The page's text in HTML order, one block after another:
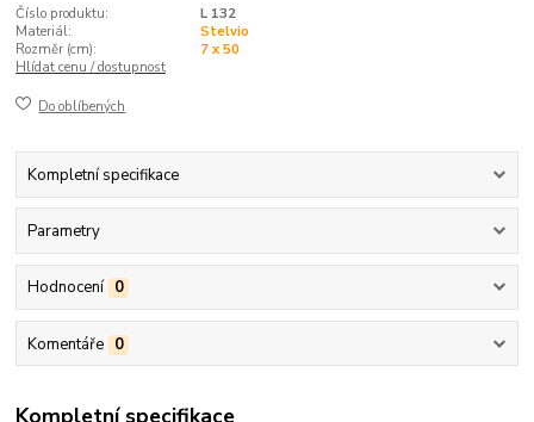
Číslo produktu:
L 132
Materiál:
Stelvio
Rozměr (cm):
7 x 50
Hlídat cenu / dostupnost
Do oblíbených
Kompletní specifikace
Parametry
Hodnocení 0
Komentáře 0
Kompletní specifikace